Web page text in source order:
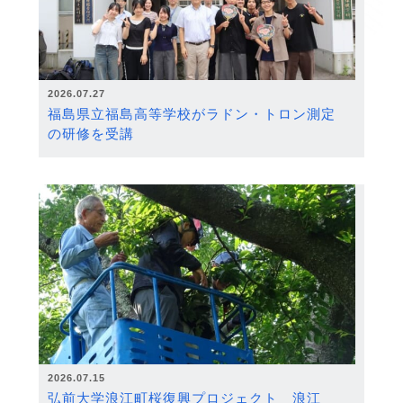
2026.07.27
福島県立福島高等学校がラドン・トロン測定
の研修を受講
2026.07.15
弘前大学浪江町桜復興プロジェクト 浪江